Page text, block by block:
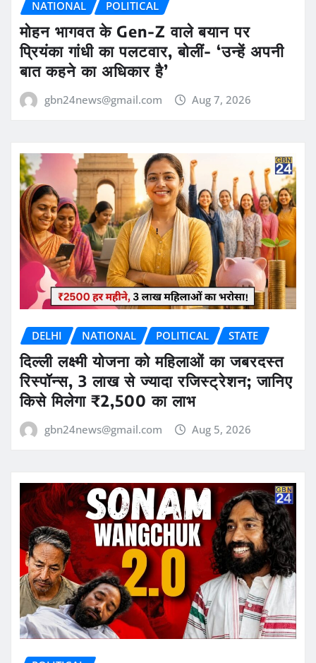
NATIONAL POLITICAL
मोहन भागवत के Gen-Z वाले बयान पर
प्रियंका गांधी का पलटवार, बोलीं- ‘उन्हें अपनी
बात कहने का अधिकार है’
gbn24news@gmail.com Aug 7, 2026
DELHI NATIONAL POLITICAL STATE
दिल्ली लक्ष्मी योजना को महिलाओं का जबरदस्त
रिस्पॉन्स, 3 लाख से ज्यादा रजिस्ट्रेशन; जानिए
किसे मिलेगा ₹2,500 का लाभ
gbn24news@gmail.com Aug 5, 2026